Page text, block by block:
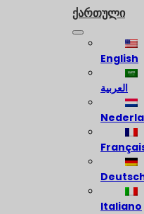
ქართული
English
العربية
Italiano